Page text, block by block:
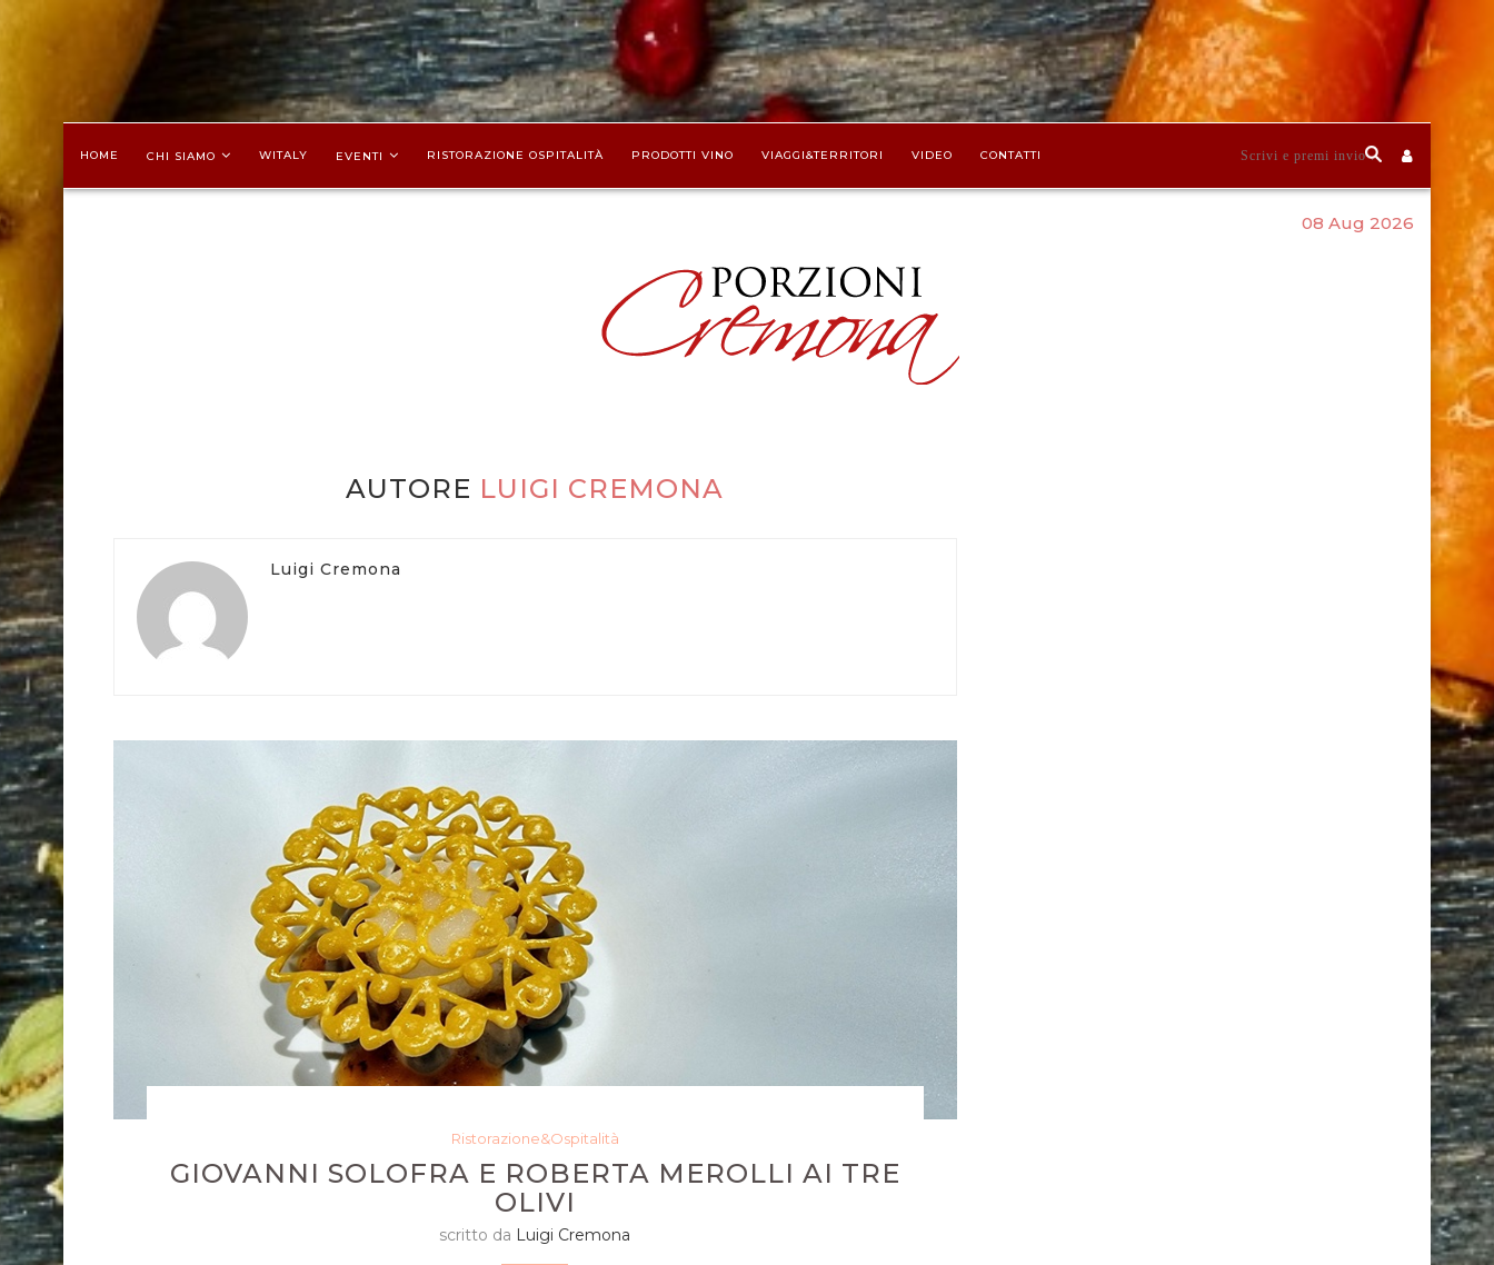
HOME CHI SIAMO WITALY EVENTI RISTORAZIONE OSPITALITÀ PRODOTTI VINO VIAGGI&TERRITORI VIDEO CONTATTI
08 Aug 2026
AUTORE LUIGI CREMONA
Luigi Cremona
Ristorazione&Ospitalità
GIOVANNI SOLOFRA E ROBERTA MEROLLI AI TRE
OLIVI
scritto da Luigi Cremona